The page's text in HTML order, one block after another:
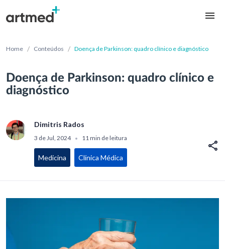
Home / Conteúdos / Doença de Parkinson: quadro clínico e diagnóstico
Doença de Parkinson: quadro clínico e
diagnóstico
Dimitris Rados
3 de Jul, 2024 • 11 min de leitura
Medicina Clínica Médica